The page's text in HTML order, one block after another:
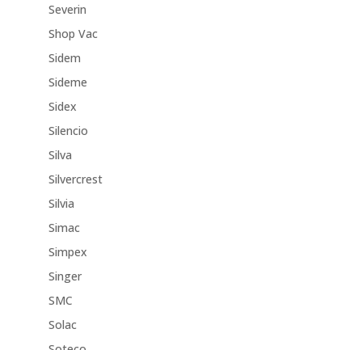
Severin
Shop Vac
Sidem
Sideme
Sidex
Silencio
Silva
Silvercrest
Silvia
Simac
Simpex
Singer
SMC
Solac